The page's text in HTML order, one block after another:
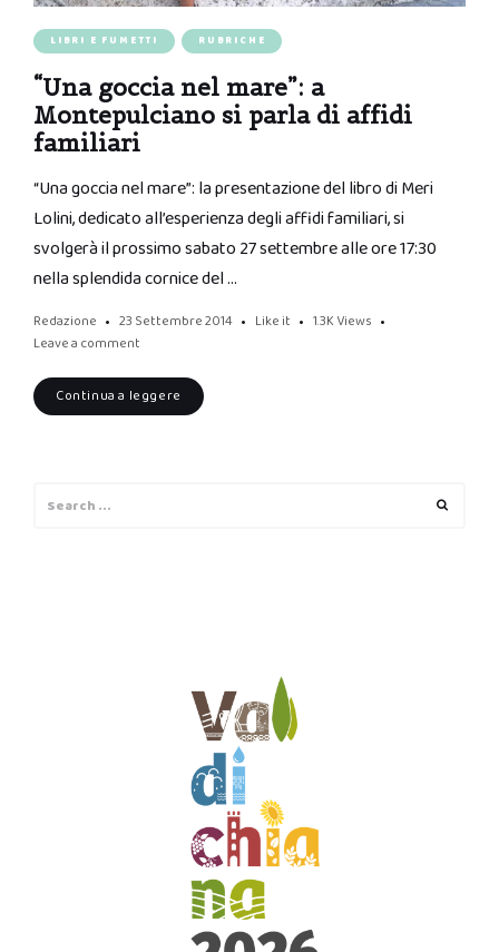
LIBRI E FUMETTI RUBRICHE
“Una goccia nel mare”: a
Montepulciano si parla di affidi
familiari
“Una goccia nel mare”: la presentazione del libro di Meri
Lolini, dedicato all’esperienza degli affidi familiari, si
svolgerà il prossimo sabato 27 settembre alle ore 17:30
nella splendida cornice del …
Redazione 23 Settembre 2014 Like it 1.3K Views
Leave a comment
Continua a leggere
for: